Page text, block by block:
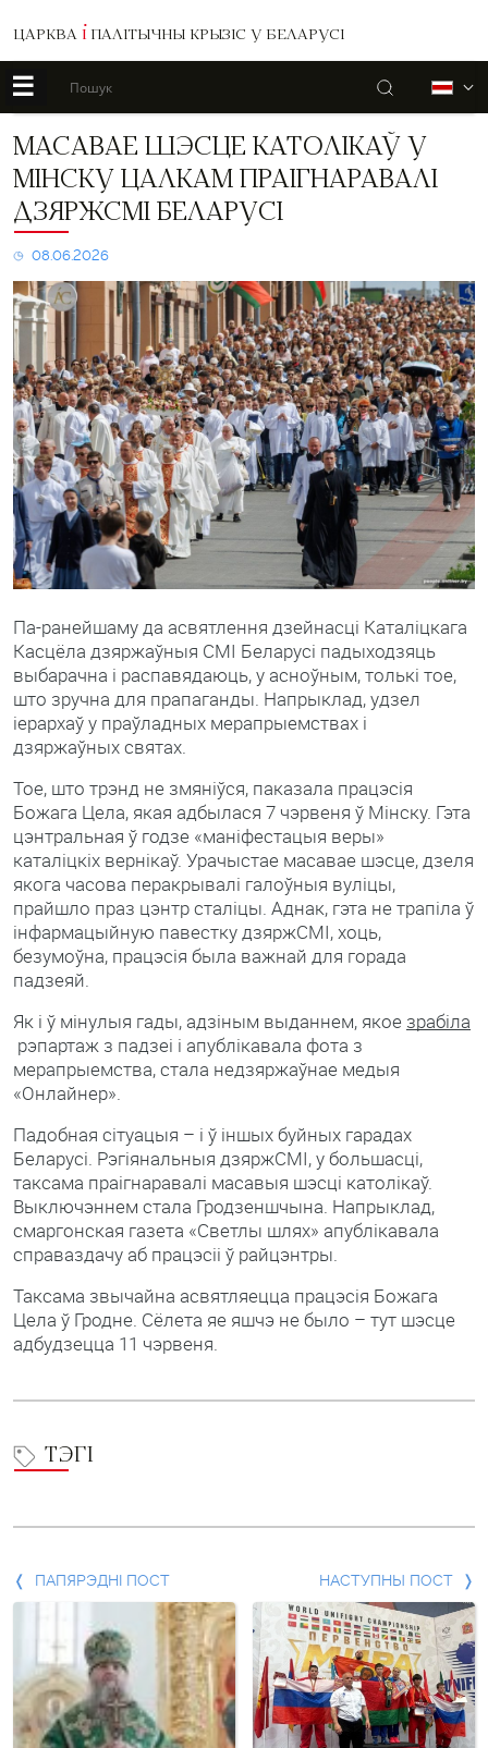
ЦАРКВА І ПАЛІТЫЧНЫ КРЫЗІС У БЕЛАРУСІ
☰ Пошук
Масавае
шэсце
католікаў
у
Мінску
цалкам
праігнаравалі
дзяржСМІ
Беларусі
МАСАВАЕ ШЭСЦЕ КАТОЛІКАЎ У
МІНСКУ ЦАЛКАМ ПРАІГНАРАВАЛІ
ДЗЯРЖСМІ БЕЛАРУСІ
08.06.2026
Па-ранейшаму да асвятлення дзейнасці Каталіцкага
Касцёла дзяржаўныя СМІ Беларусі падыходзяць
выбарачна і распавядаюць, у асноўным, толькі тое,
што зручна для прапаганды. Напрыклад, удзел
іерархаў у праўладных мерапрыемствах і
дзяржаўных святах.
Тое, што трэнд не змяніўся, паказала працэсія
Божага Цела, якая адбылася 7 чэрвеня ў Мінску. Гэта
цэнтральная ў годзе «маніфестацыя веры»
каталіцкіх вернікаў. Урачыстае масавае шэсце, дзеля
якога часова перакрывалі галоўныя вуліцы,
прайшло праз цэнтр сталіцы. Аднак, гэта не трапіла ў
інфармацыйную павестку дзяржСМІ, хоць,
безумоўна, працэсія была важнай для горада
падзеяй.
Як і ў мінулыя гады, адзіным выданнем, якое зрабіла
рэпартаж з падзеі і апублікавала фота з
мерапрыемства, стала недзяржаўнае медыя
«Онлайнер».
Падобная сітуацыя – і ў іншых буйных гарадах
Беларусі. Рэгіянальныя дзяржСМІ, у большасці,
таксама праігнаравалі масавыя шэсці католікаў.
Выключэннем стала Гродзеншчына. Напрыклад,
смаргонская газета «Светлы шлях» апублікавала
справаздачу аб працэсіі ў райцэнтры.
Таксама звычайна асвятляецца працэсія Божага
Цела ў Гродне. Сёлета яе яшчэ не было – тут шэсце
адбудзецца 11 чэрвеня.
ТЭГІ
Папярэдні
наступны
пост
ПАПЯРЭДНІ ПОСТ НАСТУПНЫ ПОСТ